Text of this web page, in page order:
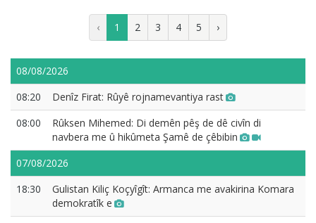
‹ 1 2 3 4 5 ›
08/08/2026
08:20
Denîz Firat: Rûyê rojnamevantiya rast
08:00
Rûksen Mihemed: Di demên pêş de dê civîn di
navbera me û hikûmeta Şamê de çêbibin
07/08/2026
18:30
Gulistan Kiliç Koçyîgît: Armanca me avakirina Komara
demokratîk e